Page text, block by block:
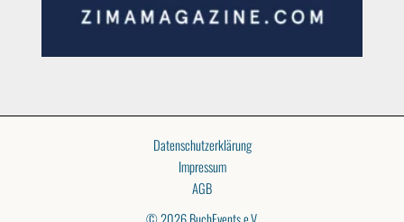
Datenschutzerklärung
Impressum
AGB